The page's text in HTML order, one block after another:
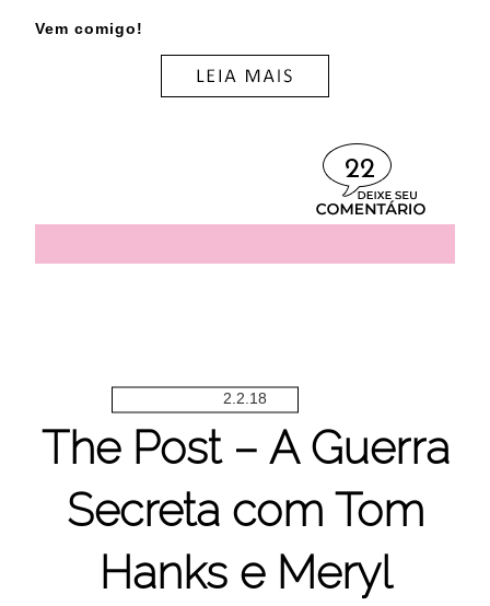
Vem comigo!
22
2.2.18
The Post – A Guerra
Secreta com Tom
Hanks e Meryl